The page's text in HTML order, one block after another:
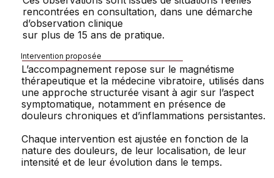
rencontrées en consultation, dans une démarche
d’observation clinique
sur plus de 15 ans de pratique.
Intervention proposée
L’accompagnement repose sur le magnétisme
thérapeutique et la médecine vibratoire, utilisés dans
une approche structurée visant à agir sur l’aspect
symptomatique, notamment en présence de
douleurs chroniques et d’inflammations persistantes.
Chaque intervention est ajustée en fonction de la
nature des douleurs, de leur localisation, de leur
intensité et de leur évolution dans le temps.